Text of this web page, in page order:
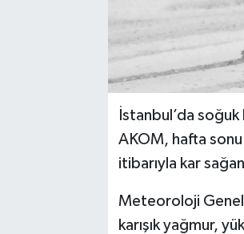
İstanbul’da
AKOM, hafta sonu
itibarıyla kar
Meteoroloji
karışık yağmur,